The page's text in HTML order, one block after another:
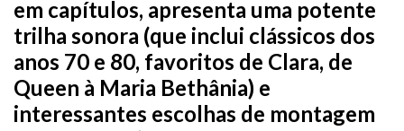
em capítulos, apresenta uma potente
trilha sonora (que inclui clássicos dos
anos 70 e 80, favoritos de Clara, de
Queen à Maria Bethânia) e
interessantes escolhas de montagem